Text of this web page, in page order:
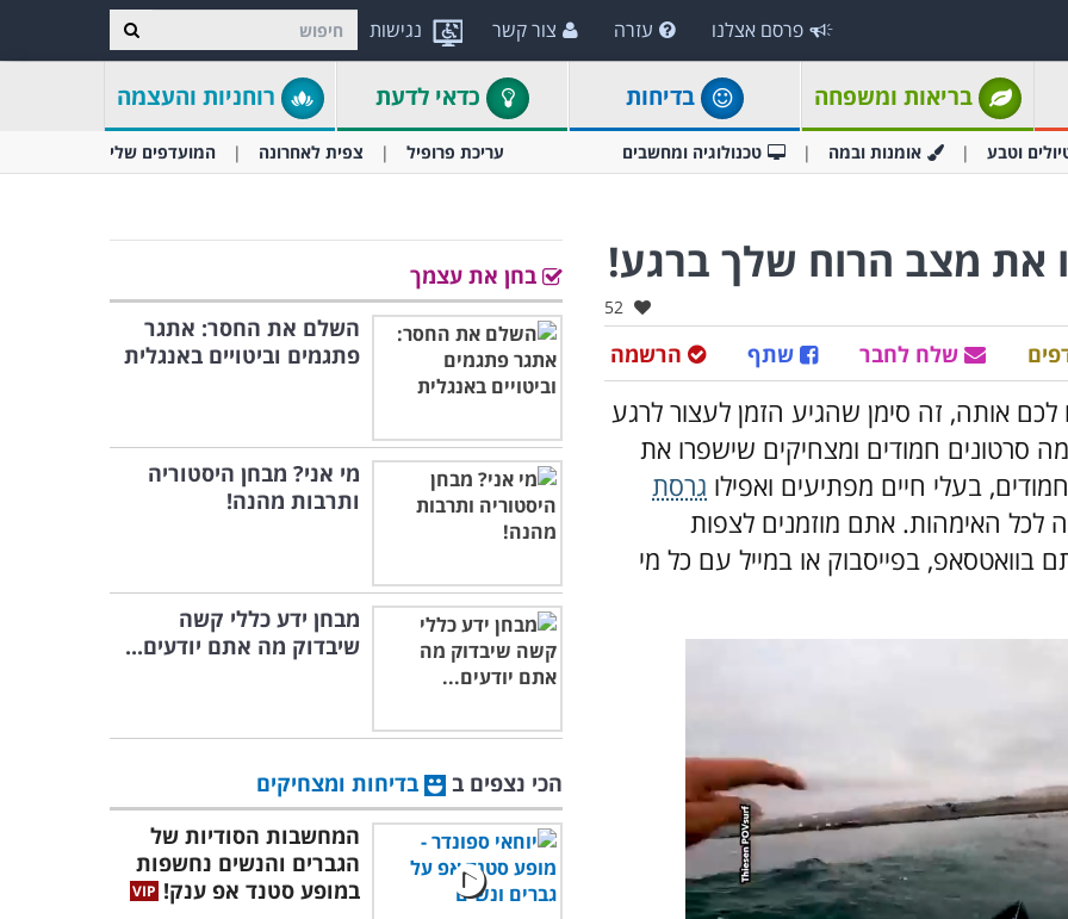
נגישות פרסם אצלנו עזרה צור קשר
בריאות ומשפחה בדיחות כדאי לדעת רוחניות והעצמה
וטבע אומנות ובמה טכנולוגיה ומחשבים עריכת פרופיל צפית לאחרונה המועדפים שלי
אהבו:
52
הרשמה שתף שלח לחבר
אותה, זה סימן שהגיע הזמן לעצור לרגע
חמודים ומצחיקים שישפרו את
בעלי חיים מפתיעים ואפילו גרסת
האימהות. אתם מוזמנים לצפות
בוואטסאפ, בפייסבוק או במייל עם כל מי
בחן את עצמך
השלם את החסר: אתגר
פתגמים וביטויים באנגלית
מי אני? מבחן היסטוריה
ותרבות מהנה!
מבחן ידע כללי קשה
שיבדוק מה אתם יודעים...
הכי נצפים ב בדיחות ומצחיקים
המחשבות הסודיות של
הגברים והנשים נחשפות
במופע סטנד אפ ענק!